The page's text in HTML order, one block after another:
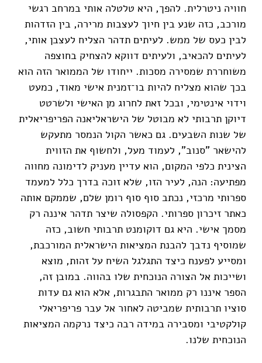
חוויה ניטרלית. להפך, היא טלטלה אותי במרחב רגשי
מורכב, כזה שנע בין חיוך לעצבות מרירה, בין הזדהות
לבין כעס של ממש. לעיתים תדהר הצליח לעצבן אותי,
לעיתים להכאיב, ולעיתים דווקא להצחיק בחוצפה
משוחררת שמסירה מסכות. ייחודו של הממואר הזה הוא
בכך שהוא מצליח להיות בו־זמנית אישי מאוד, כמעט
וידוי אינטימי, ובכל זאת לחרוג מן האישי ולשרטט
דיוקן תרבותי לא מבוטל של הישראליאנה הפריפריאלית
של שנות השבעים. גם כאשר הקול הנמסר מתעקש
להישאר "סנוב", לעמוד מעל, ולחשוף את הזווית
הצינית כלפי המקום, הוא עדיין מעניק לדימונה מחווה
מפתיעה: הנה, לעיר הזו, שלא זוכה בדרך כלל למעמד
ספרותי מרכזי, נכתב סוף סוף רומן שלם, שממקם אותה
כאתר זיכרון ספרותי. הקפסולה שיצר תדהר איננה רק
מסמך אישי. היא גם דוקומנט תרבותי חשוב, כזה
שמוסיף נדבך להבנת המציאות הישראלית המורכבת,
ומסייע לפענח כיצד התגלגל השיח על זהות, מוצא
ושייכות אל הצורה הנוכחית שלו בהווה. במובן זה,
הספר איננו רק ממואר התבגרות, אלא הוא גם עדות
סוציו תרבותית שמביטה לאחור אל עבר פריפריאלי
קולקטיבי ומסבירה במידה רבה כיצד נרקמה המציאות
הנוכחית שלנו.